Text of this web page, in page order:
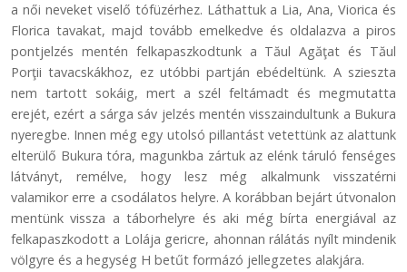
a női neveket viselő tófüzérhez. Láthattuk a Lia, Ana, Viorica és
Florica tavakat, majd tovább emelkedve és oldalazva a piros
pontjelzés mentén felkapaszkodtunk a Tăul Agăţat és Tăul
Porţii tavacskákhoz, ez utóbbi partján ebédeltünk. A szieszta
nem tartott sokáig, mert a szél feltámadt és megmutatta
erejét, ezért a sárga sáv jelzés mentén visszaindultunk a Bukura
nyeregbe. Innen még egy utolsó pillantást vetettünk az alattunk
elterülő Bukura tóra, magunkba zártuk az elénk táruló fenséges
látványt, remélve, hogy lesz még alkalmunk visszatérni
valamikor erre a csodálatos helyre. A korábban bejárt útvonalon
mentünk vissza a táborhelyre és aki még bírta energiával az
felkapaszkodott a Lolája gericre, ahonnan rálátás nyílt mindenik
völgyre és a hegység H betűt formázó jellegzetes alakjára.